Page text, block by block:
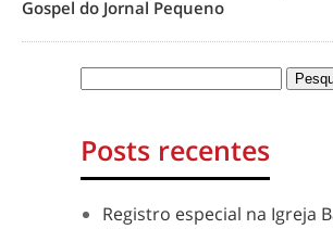
Gospel do Jornal Pequeno
Posts recentes
Registro especial na Igreja